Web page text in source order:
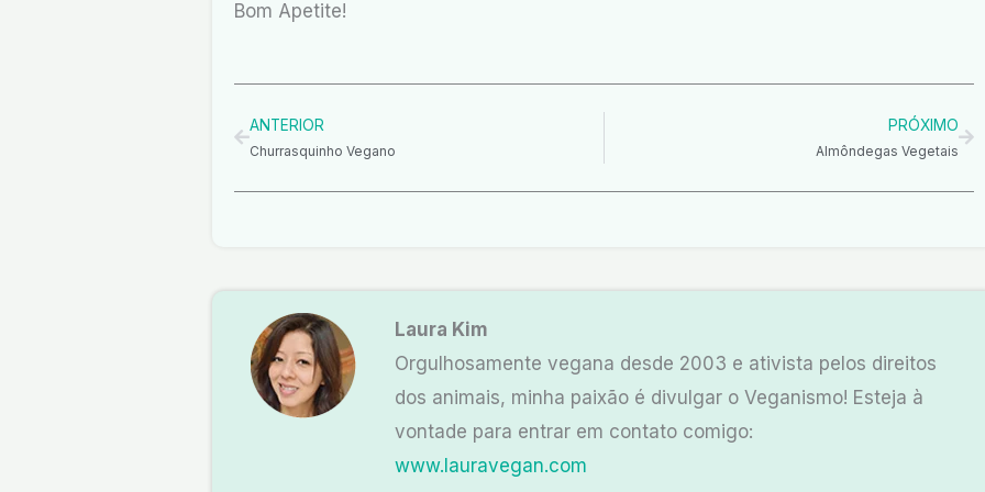
Bom Apetite!
ANTERIOR
Churrasquinho Vegano
PRÓXIMO
Almôndegas Vegetais
Laura Kim
Orgulhosamente vegana desde 2003 e ativista pelos direitos
dos animais, minha paixão é divulgar o Veganismo! Esteja à
vontade para entrar em contato comigo:
www.lauravegan.com